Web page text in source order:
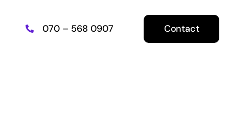
070 – 568 0907 Contact